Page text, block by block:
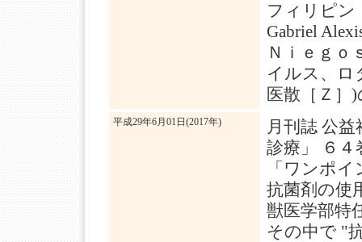
フィリピン
Gabriel
Ｎｉｅｇｏ
イルス、ロ
医散［Ｚ］
平成29年6月01日(2017年)
月刊誌 公
診療」 ６４
「ワンポ
抗菌剤の使
獣医学部特
その中で "